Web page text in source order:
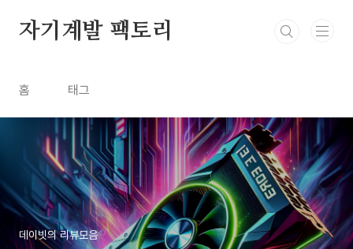
자기계발 팩토리
홈 태그
데이빗의 리뷰모음